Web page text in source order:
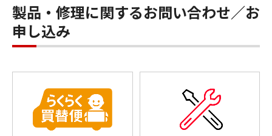
製品・修理に関するお問い合わせ／お
申し込み